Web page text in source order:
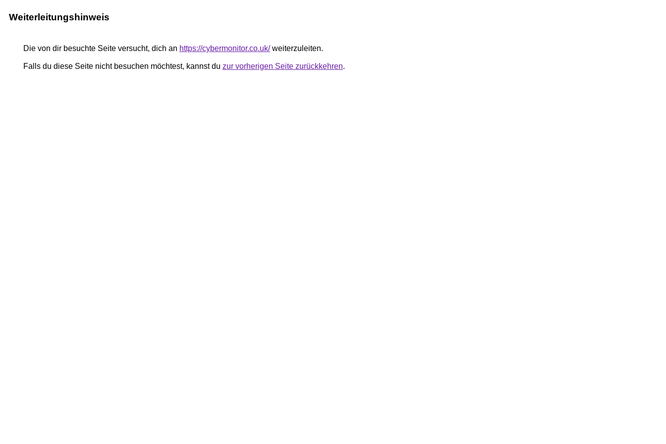
Weiterleitungshinweis
Die von dir besuchte Seite versucht, dich an https://cybermonitor.co.uk/weiterzuleiten.
Falls du diese Seite nicht besuchen möchtest, kannst du zur vorherigen Seite zurückkehren.